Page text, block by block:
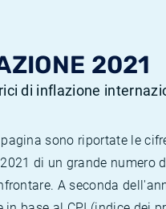
2021
di inflazione
sono riportate le
di un grande numero
A seconda
Uniti
di TONAR